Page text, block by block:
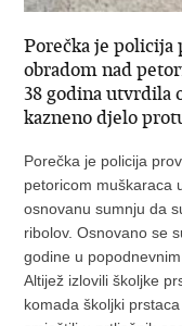
Porečka je
obradom nad
38 godina utvrdila
kazneno djelo
Porečka je policija
petoricom muškaraca
osnovanu sumnju da
ribolov. Osnovano se
godine u
Altijež izlovili školjke
komada školjki